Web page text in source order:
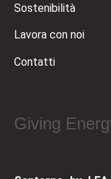
Sostenibilità
Lavora con noi
Contatti
Giving